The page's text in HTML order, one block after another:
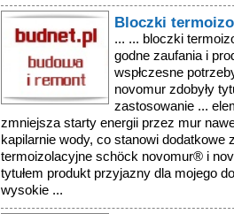
Bloczki
... ... bloczki
godne zaufania i
wspłczesne
novomur zdobyły
zastosowanie ...
zmniejsza starty energii przez mur
kapilarnie wody, co stanowi dodatkowe
termoizolacyjne schöck novomur® i
tytułem produkt przyjazny dla mojego
wysokie ...